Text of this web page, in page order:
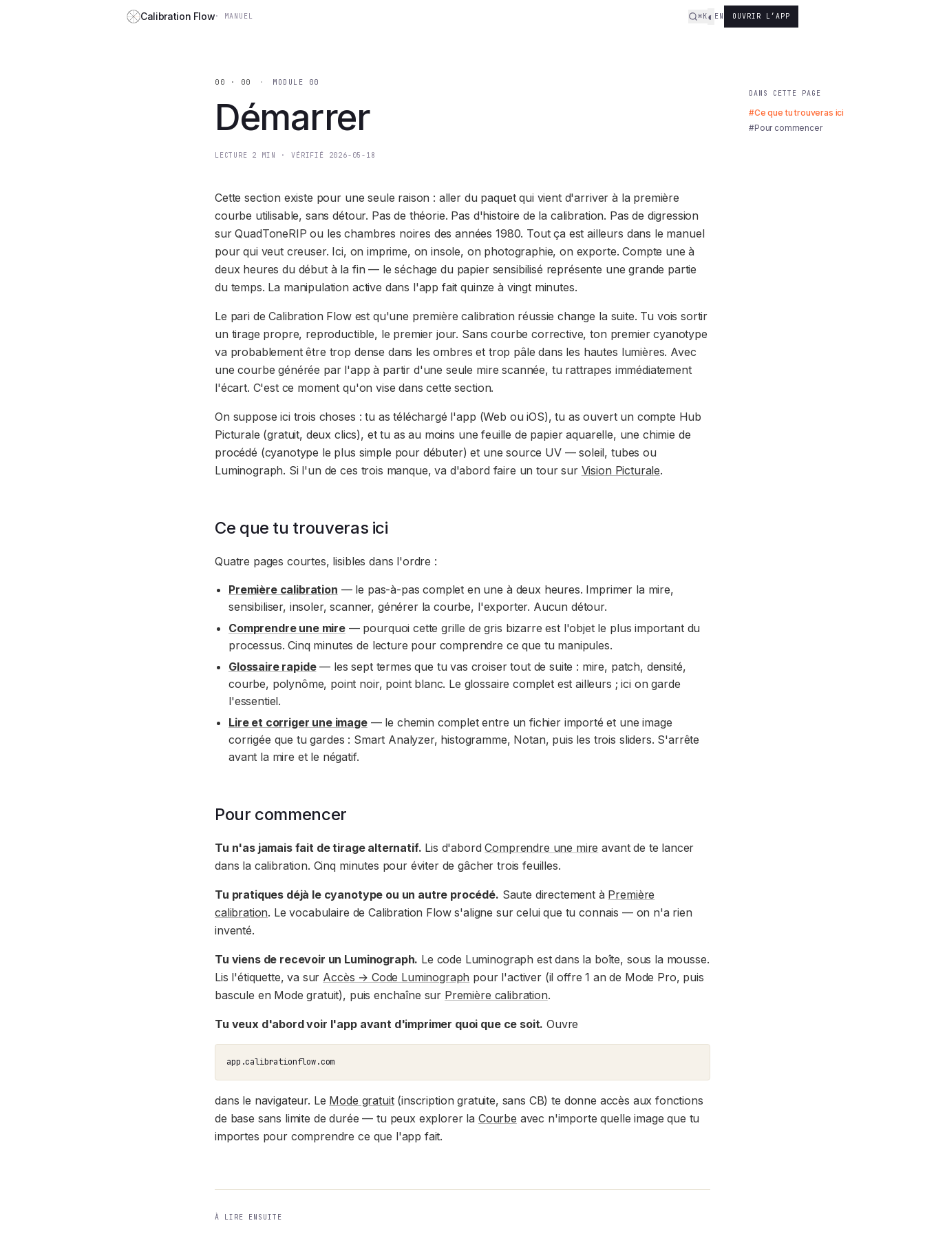
Calibration Flow· MANUEL ⌘K◐ EN OUVRIR L’APP
DANS CETTE PAGE
#Ce que tu trouveras ici
#Pour commencer
00 · 00 · MODULE 00
Démarrer
LECTURE 2 MIN · VÉRIFIÉ 2026-05-18
Cette section existe pour une seule raison : aller du paquet qui vient d'arriver à la première
courbe utilisable, sans détour. Pas de théorie. Pas d'histoire de la calibration. Pas de digression
sur QuadToneRIP ou les chambres noires des années 1980. Tout ça est ailleurs dans le manuel
pour qui veut creuser. Ici, on imprime, on insole, on photographie, on exporte. Compte une à
deux heures du début à la fin — le séchage du papier sensibilisé représente une grande partie
du temps. La manipulation active dans l'app fait quinze à vingt minutes.
Le pari de Calibration Flow est qu'une première calibration réussie change la suite. Tu vois sortir
un tirage propre, reproductible, le premier jour. Sans courbe corrective, ton premier cyanotype
va probablement être trop dense dans les ombres et trop pâle dans les hautes lumières. Avec
une courbe générée par l'app à partir d'une seule mire scannée, tu rattrapes immédiatement
l'écart. C'est ce moment qu'on vise dans cette section.
On suppose ici trois choses : tu as téléchargé l'app (Web ou iOS), tu as ouvert un compte Hub
Picturale (gratuit, deux clics), et tu as au moins une feuille de papier aquarelle, une chimie de
procédé (cyanotype le plus simple pour débuter) et une source UV — soleil, tubes ou
Luminograph. Si l'un de ces trois manque, va d'abord faire un tour sur Vision Picturale.
Ce que tu trouveras ici
Quatre pages courtes, lisibles dans l'ordre :
Première calibration — le pas-à-pas complet en une à deux heures. Imprimer la mire,
sensibiliser, insoler, scanner, générer la courbe, l'exporter. Aucun détour.
Comprendre une mire— pourquoi cette grille de gris bizarre est l'objet le plus important du
processus. Cinq minutes de lecture pour comprendre ce que tu manipules.
Glossaire rapide— les sept termes que tu vas croiser tout de suite : mire, patch, densité,
courbe, polynôme, point noir, point blanc. Le glossaire complet est ailleurs ; ici on garde
l'essentiel.
Lire et corriger une image— le chemin complet entre un fichier importé et une image
corrigée que tu gardes : Smart Analyzer, histogramme, Notan, puis les trois sliders. S'arrête
avant la mire et le négatif.
Pour commencer
Tu n'as jamais fait de tirage alternatif. Lis d'abordComprendre une mire avant de te lancer
dans la calibration. Cinq minutes pour éviter de gâcher trois feuilles.
Tu pratiques déjà le cyanotype ou un autre procédé. Saute directement à Première
calibration. Le vocabulaire de Calibration Flow s'aligne sur celui que tu connais — on n'a rien
inventé.
Tu viens de recevoir un Luminograph. Le code Luminograph est dans la boîte, sous la mousse.
Lis l'étiquette, va sur Accès → Code Luminograph pour l'activer (il offre 1 an de Mode Pro, puis
bascule en Mode gratuit), puis enchaîne sur Première calibration.
Tu veux d'abord voir l'app avant d'imprimer quoi que ce soit. Ouvre
app.calibrationflow.com
dans le navigateur. Le Mode gratuit(inscription gratuite, sans CB) te donne accès aux fonctions
de base sans limite de durée — tu peux explorer la Courbe avec n'importe quelle image que tu
importes pour comprendre ce que l'app fait.
À LIRE ENSUITE